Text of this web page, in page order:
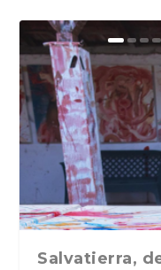
Moral, de
Traducción
Revolución,
Libros del
«La música
mi vida».
«El barman
Collin.
Mañanas de
Bocaccio
Salvatierra,